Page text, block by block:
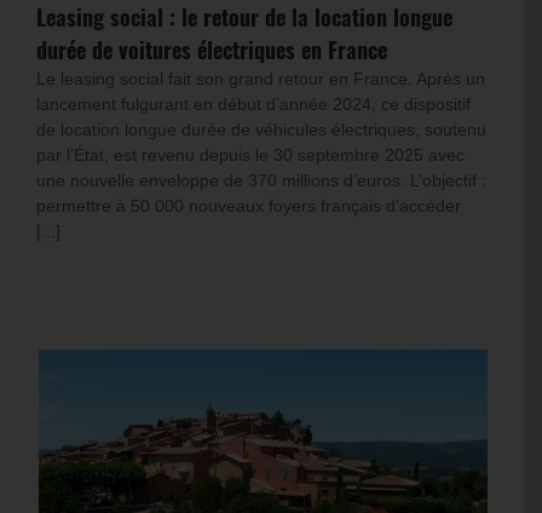
Leasing social : le retour de la location longue
durée de voitures électriques en France
Le leasing social fait son grand retour en France. Après un
lancement fulgurant en début d’année 2024, ce dispositif
de location longue durée de véhicules électriques, soutenu
par l’État, est revenu depuis le 30 septembre 2025 avec
une nouvelle enveloppe de 370 millions d’euros. L’objectif :
permettre à 50 000 nouveaux foyers français d’accéder
[...]